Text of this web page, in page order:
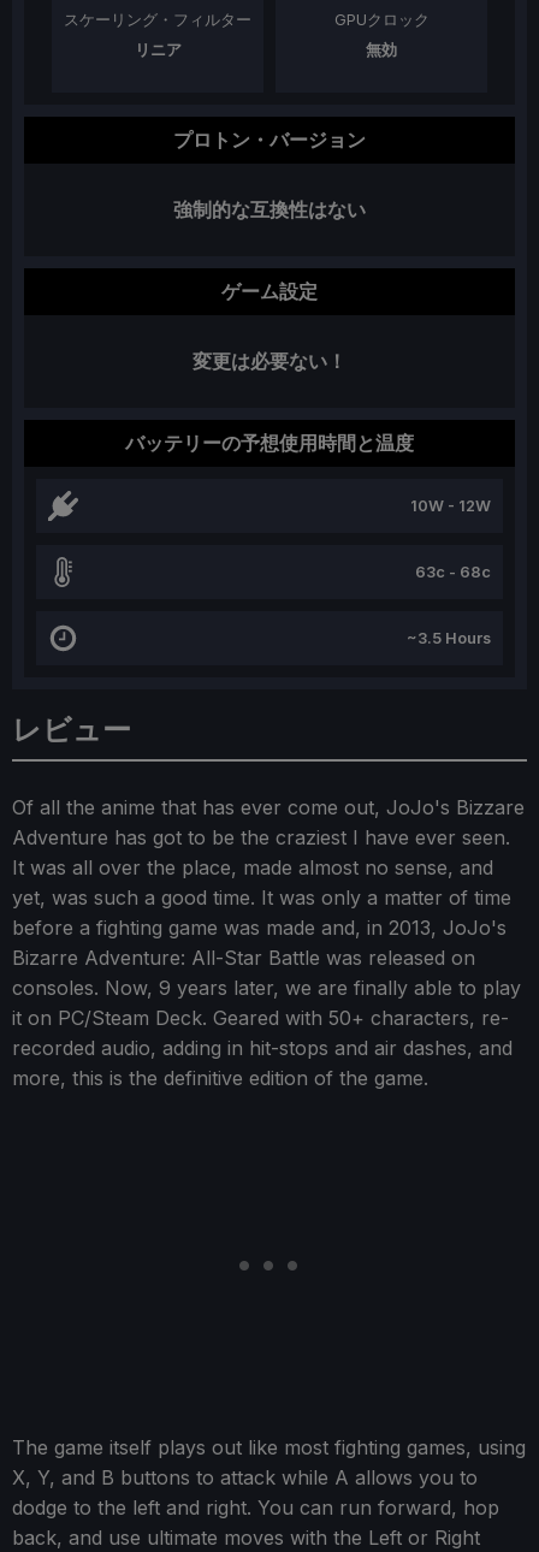
レビュー
Of all the anime that has ever come out, JoJo's Bizzare
Adventure has got to be the craziest I have ever seen.
It was all over the place, made almost no sense, and
yet, was such a good time. It was only a matter of time
before a fighting game was made and, in 2013, JoJo's
Bizarre Adventure: All-Star Battle was released on
consoles. Now, 9 years later, we are finally able to play
it on PC/Steam Deck. Geared with 50+ characters, re-
recorded audio, adding in hit-stops and air dashes, and
more, this is the definitive edition of the game.
The game itself plays out like most fighting games, using
X, Y, and B buttons to attack while A allows you to
dodge to the left and right. You can run forward, hop
back, and use ultimate moves with the Left or Right
スケーリング・フィルター
リニア
GPUクロック
無効
プロトン・バージョン
強制的な互換性はない
ゲーム設定
変更は必要ない！
バッテリーの予想使用時間と温度
10W - 12W
63c - 68c
~3.5 Hours